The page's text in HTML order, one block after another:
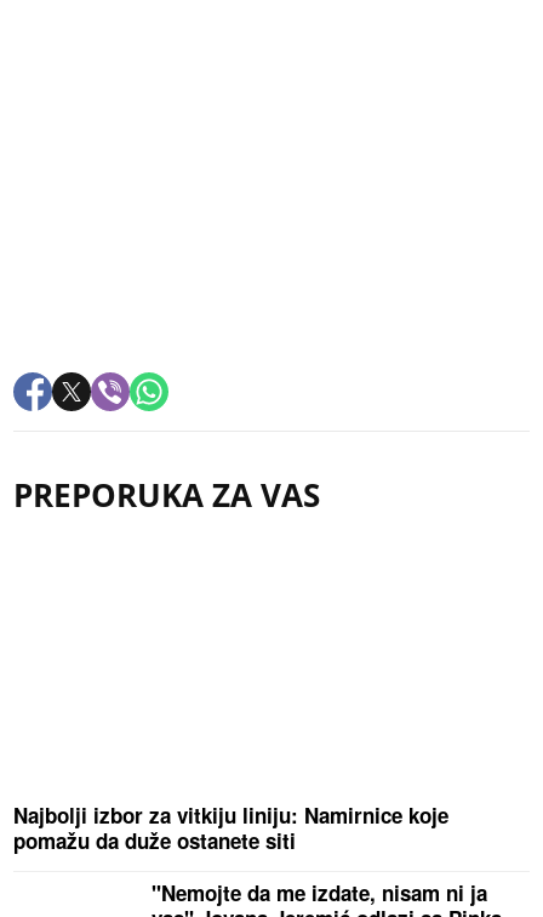
PREPORUKA ZA VAS
Najbolji izbor za vitkiju liniju: Namirnice koje
pomažu da duže ostanete siti
"Nemojte da me izdate, nisam ni ja